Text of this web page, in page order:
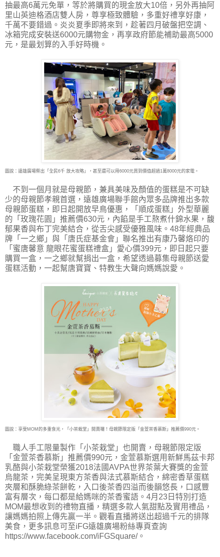
抽最高6萬元免單，等於將購買的現金放大10倍，另外再抽阿
里山英迪格酒店雙人房，尊享極致體驗，多重好禮享好康，
千萬不要錯過。炎炎夏季即將來到，趁著四月破盤把空調、
冰箱完成安裝送6000元購物金，再享政府節能補助最高5000
元，是最划算的入手好時機。
圖說：遠雄廣場祭出「全民6千 放大攻略」，甚至還可以用6000元買到價值超過1萬8000元的家電。
不到一個月就是母親節，兼具美味及顏值的蛋糕是不可缺
少的母親節孝親首選，遠雄廣場聯手館內眾多品牌推出多款
母親節蛋糕，即日起開放早鳥優惠，「順成蛋糕」外型華麗
的「玫瑰花園」推薦價630元，內餡是手工熬煮什錦水果，馥
郁果香與布丁完美結合，從舌尖感受優雅風味。48年經典品
牌「一之鄉」與「唐氏症基金會」聯名推出有康乃馨烙印的
「蜜唐馨意 龍眼花蜜蛋糕禮盒」愛心價399元，即日起只要
購買一盒，一之鄉就幫捐出一盒，希望透過募集母親節送愛
蛋糕活動，一起幫唐寶寶、特教生大聲向媽媽說愛。
圖說：享受MOM的多重食光，「小茶栽堂」開賣囉！母親節限定版「金萱茶香慕斯」推薦價990元。
職人手工限量製作「小茶栽堂」也開賣，母親節限定版
「金萱茶香慕斯」推薦價990元，金萱慕斯選用新鮮馬茲卡邦
乳酪與小茶栽堂榮獲2018法國AVPA世界茶葉大賽獎的金萱
烏龍茶，完美呈現東方茶香與法式慕斯結合，綿密香草蛋糕
夾層和酥脆綠茶餅乾，入口後茶香四溢而後韻悠長，口感豐
富有層次，每口都是給媽咪的茶香蜜語。4月23日特別打造
MOM最想收到的禮物直播，精選多款人氣甜點及實用禮品，
讓媽媽拍照上傳先贏一半。觀看直播將送出超過千元的排隊
美食，更多訊息可至iFG遠雄廣場粉絲專頁查詢
https://www.facebook.com/iFGSquare/。